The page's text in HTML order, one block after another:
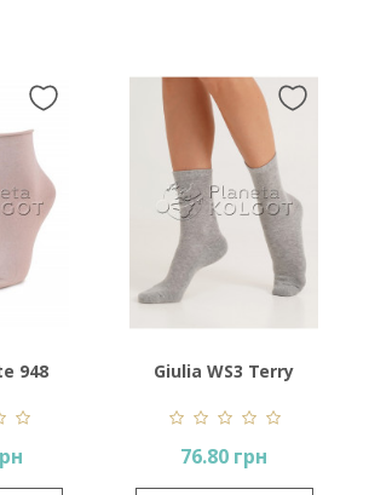
948
Giulia WS3 Terry
Classic 003
76.80 грн